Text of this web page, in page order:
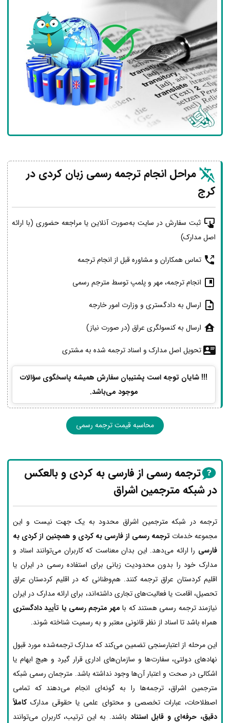
مراحل انجام ترجمه رسمی زبان کردی در
کرج
ثبت سفارش در سایت به‌صورت آنلاین یا مراجعه حضوری (با ارائه
اصل مدارک)
تماس همکاران و مشاوره قبل از انجام ترجمه
انجام ترجمه، مهر و پلمپ توسط مترجم رسمی
ارسال به دادگستری و وزارت امور خارجه
ارسال به کنسولگری عراق (در صورت نیاز)
تحویل اصل مدارک و اسناد ترجمه شده به مشتری
!!! شایان توجه است پشتیبان سفارش همیشه پاسخگوی سؤالات
موجود می‌باشد.
محاسبه قیمت ترجمه رسمی
ترجمه رسمی از فارسی به کردی و بالعکس
در شبکه مترجمین اشراق
ترجمه در شبکه مترجمین اشراق محدود به یک جهت نیست و این
مجموعه خدمات ترجمه رسمی از فارسی به کردی و همچنین از کردی به
فارسی را ارائه می‌دهد. این بدان معناست که کاربران می‌توانند اسناد و
مدارک خود را بدون محدودیت زبانی برای استفاده رسمی در ایران یا
اقلیم کردستان عراق ترجمه کنند. هم‌وطنانی که در اقلیم کردستان عراق
تحصیل، اقامت یا فعالیت‌های تجاری داشته‌اند، برای ارائه مدارک در ایران
نیازمند ترجمه رسمی هستند که با مهر مترجم رسمی یا تأیید دادگستری
همراه باشد تا اسناد از نظر قانونی معتبر و به رسمیت شناخته شوند.
این مرحله از اعتبارسنجی تضمین می‌کند که مدارک ترجمه‌شده مورد قبول
نهادهای دولتی، سفارت‌ها و سازمان‌های اداری قرار گیرد و هیچ ابهام یا
اشکالی در صحت و اعتبار آن‌ها وجود نداشته باشد. مترجمان رسمی شبکه
مترجمین اشراق، ترجمه‌ها را به گونه‌ای انجام می‌دهند که تمامی
اصطلاحات، عبارات تخصصی و محتوای علمی یا حقوقی مدارککاملاً
دقیق، حرفه‌ای و قابل استناد باشند. به این ترتیب، کاربران می‌توانند